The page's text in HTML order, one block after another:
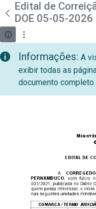
Pular para o Conteúdo
teste descricao
Edital de
DOE 05-05-2026
Informações: A
exibir todas as
documento completo.